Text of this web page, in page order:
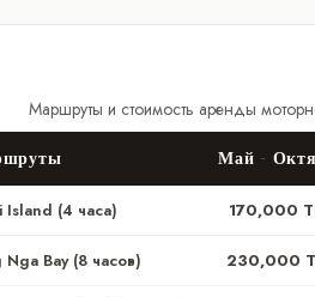
Маршруты и стоимость аренды
Май -
Island (4 часа) 170,000
Bay (8 часов) 230,000